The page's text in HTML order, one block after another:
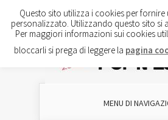
MENU DI
Questo sito utilizza i cookies per
personalizzato. Utilizzando questo sito si
Per maggiori informazioni sui cookies
bloccarli si prega di leggere la pagina